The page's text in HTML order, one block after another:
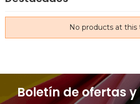
No products at this
Boletín de ofertas